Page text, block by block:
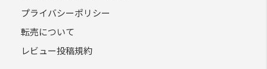
プライバシーポリシー
転売について
レビュー投稿規約